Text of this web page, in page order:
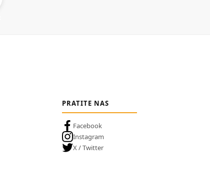
PRATITE NAS
Facebook
Instagram
X / Twitter